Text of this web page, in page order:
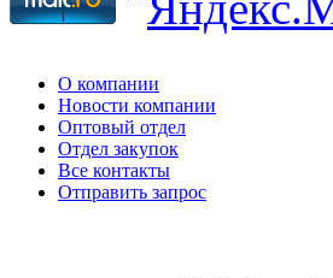
О компании
Новости компании
Оптовый отдел
Отдел закупок
Все контакты
Отправить запрос